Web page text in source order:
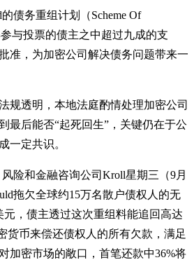
债务重组计划（Scheme Of
参与投票的债主之中超过九成的支
准，为加密公司解决债务问题带来一
规透明，本地法庭酌情处理加密公司
最后能否“起死回生”，关键仍在于公
一定共识。
险和金融咨询公司Kroll星期三（9月
拖欠全球约15万名散户债权人的无
元，债主透过这次重组料能追回高达
货币来偿还债权人的所有欠款，满足
加密市场的敞口，首笔还款中36%将